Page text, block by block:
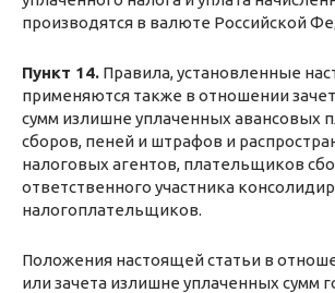
производятся в валюте Российской
Пункт 14. Правила, установленные
применяются также в отношении
сумм излишне уплаченных авансовых
сборов, пеней и штрафов и
налоговых агентов, плательщиков
ответственного участника
налогоплательщиков.
Положения настоящей статьи в
или зачета излишне уплаченных сумм